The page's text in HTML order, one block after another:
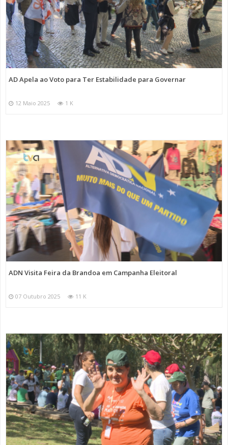
AD Apela ao Voto para Ter Estabilidade para Governar
12 Maio 2025 1 K
ADN Visita Feira da Brandoa em Campanha Eleitoral
07 Outubro 2025 11 K